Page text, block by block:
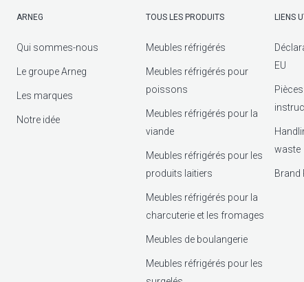
ARNEG
Qui sommes-nous
Le groupe Arneg
Les marques
Notre idée
TOUS LES PRODUITS
Meubles réfrigérés
Meubles réfrigérés pour
poissons
Meubles réfrigérés pour la
viande
Meubles réfrigérés pour les
produits laitiers
Meubles réfrigérés pour la
charcuterie et les fromages
Meubles de boulangerie
Meubles réfrigérés pour les
LIENS
EU
waste
Brand